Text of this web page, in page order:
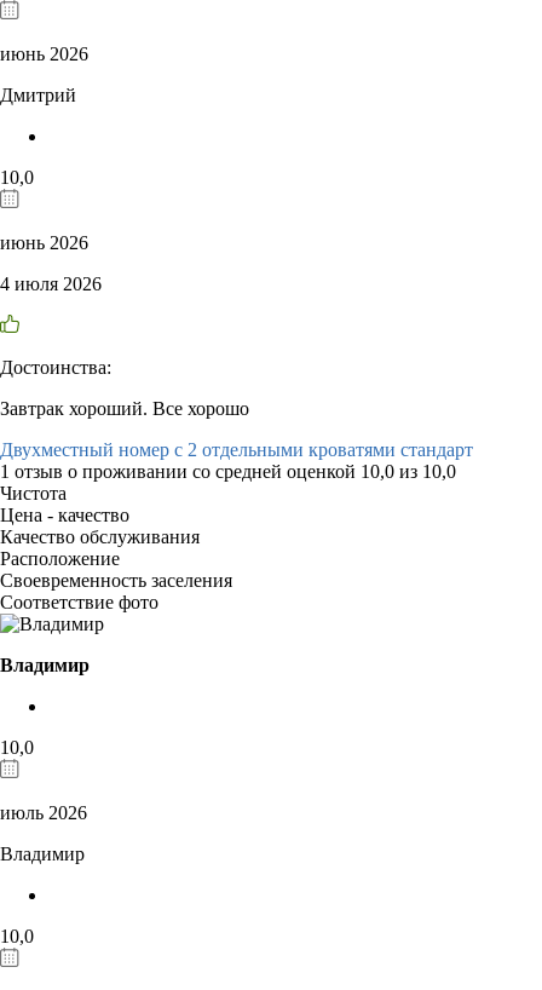
июнь 2026
Дмитрий
10,0
июнь 2026
4 июля 2026
Достоинства:
Завтрак хороший. Все хорошо
Двухместный номер с 2 отдельными кроватями стандарт
1 отзыв о проживании со средней оценкой 10,0 из 10,0
Чистота
Цена - качество
Качество обслуживания
Расположение
Своевременность заселения
Соответствие фото
Владимир
10,0
июль 2026
Владимир
10,0